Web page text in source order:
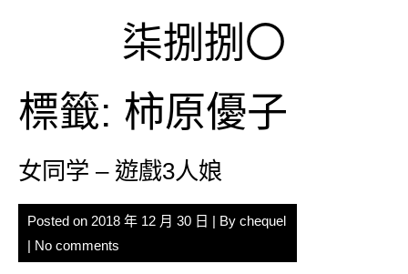
柒捌捌〇
標籤: 柿原優子
女同学 – 遊戲3人娘
Posted on 2018 年 12 月 30 日 | By chequel
| No comments